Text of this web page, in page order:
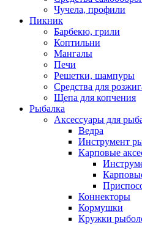
Чучела, профили
Пикник
Барбекю, грили
Коптильни
Мангалы
Печи
Решетки, шампуры
Средства для
Щепа для копчения
Рыбалка
Аксессуары для
Ведра
Инструмент
Карповые
Коннекторы
Кормушки
Кружки